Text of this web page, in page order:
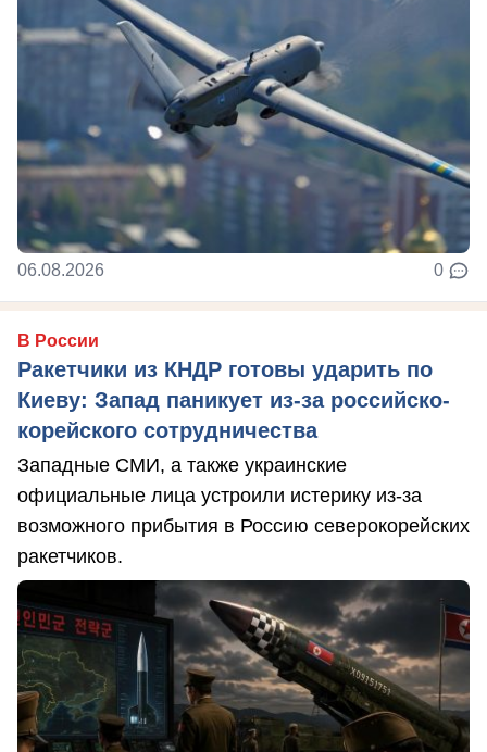
06.08.2026 0
В России
Ракетчики из КНДР готовы ударить по
Киеву: Запад паникует из-за российско-
корейского сотрудничества
Западные СМИ, а также украинские
официальные лица устроили истерику из-за
возможного прибытия в Россию северокорейских
ракетчиков.